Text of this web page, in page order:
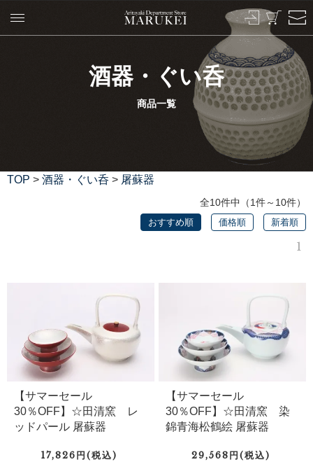
酒器・ぐい呑
商品一覧
TOP > 酒器・ぐい呑 > 屠蘇器
全10件中（1件～10件）
おすすめ順 価格順 新着順
1
【サマーセール
30％OFF】☆田清窯 レ
ッドパール 屠蘇器
17,826円(税込)
【サマーセール
30％OFF】☆田清窯 染
錦青海松鶴絵 屠蘇器
29,568円(税込)